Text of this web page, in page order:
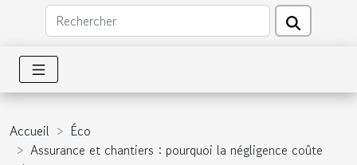
Accueil
Éco
Assurance et chantiers : pourquoi la négligence coûte